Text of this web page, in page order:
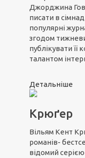
Джорджина
писати в
популярні
згодом
публікувати її
талантом
Детальніше
Крюґер
Вільям Кент
романів-
відомий